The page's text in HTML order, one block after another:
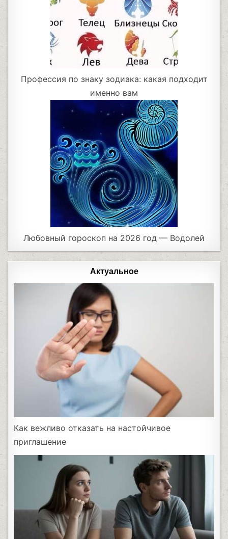
Профессия по знаку зодиака: какая подходит
именно вам
Любовный гороскоп на 2026 год — Водолей
Актуальное
Как вежливо отказать на настойчивое
приглашение